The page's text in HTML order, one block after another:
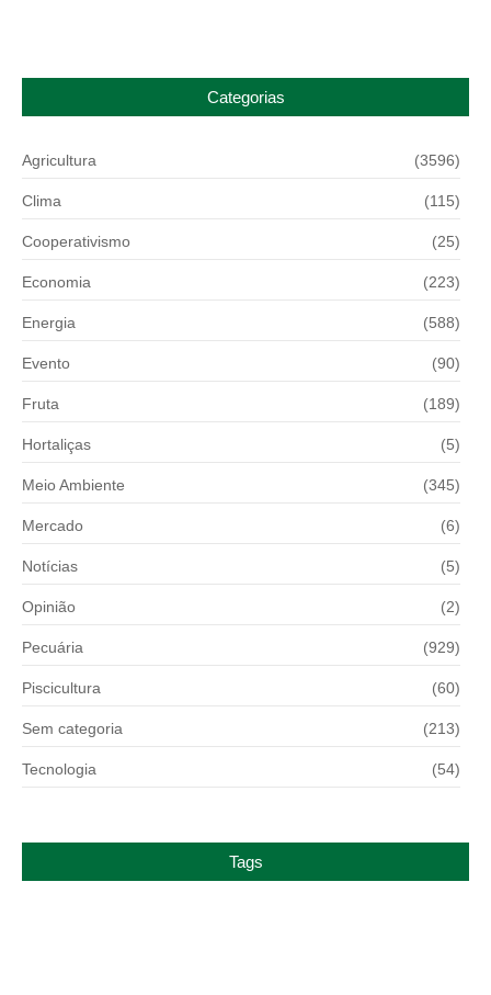
Categorias
Agricultura (3596)
Clima (115)
Cooperativismo (25)
Economia (223)
Energia (588)
Evento (90)
Fruta (189)
Hortaliças (5)
Meio Ambiente (345)
Mercado (6)
Notícias (5)
Opinião (2)
Pecuária (929)
Piscicultura (60)
Sem categoria (213)
Tecnologia (54)
Tags